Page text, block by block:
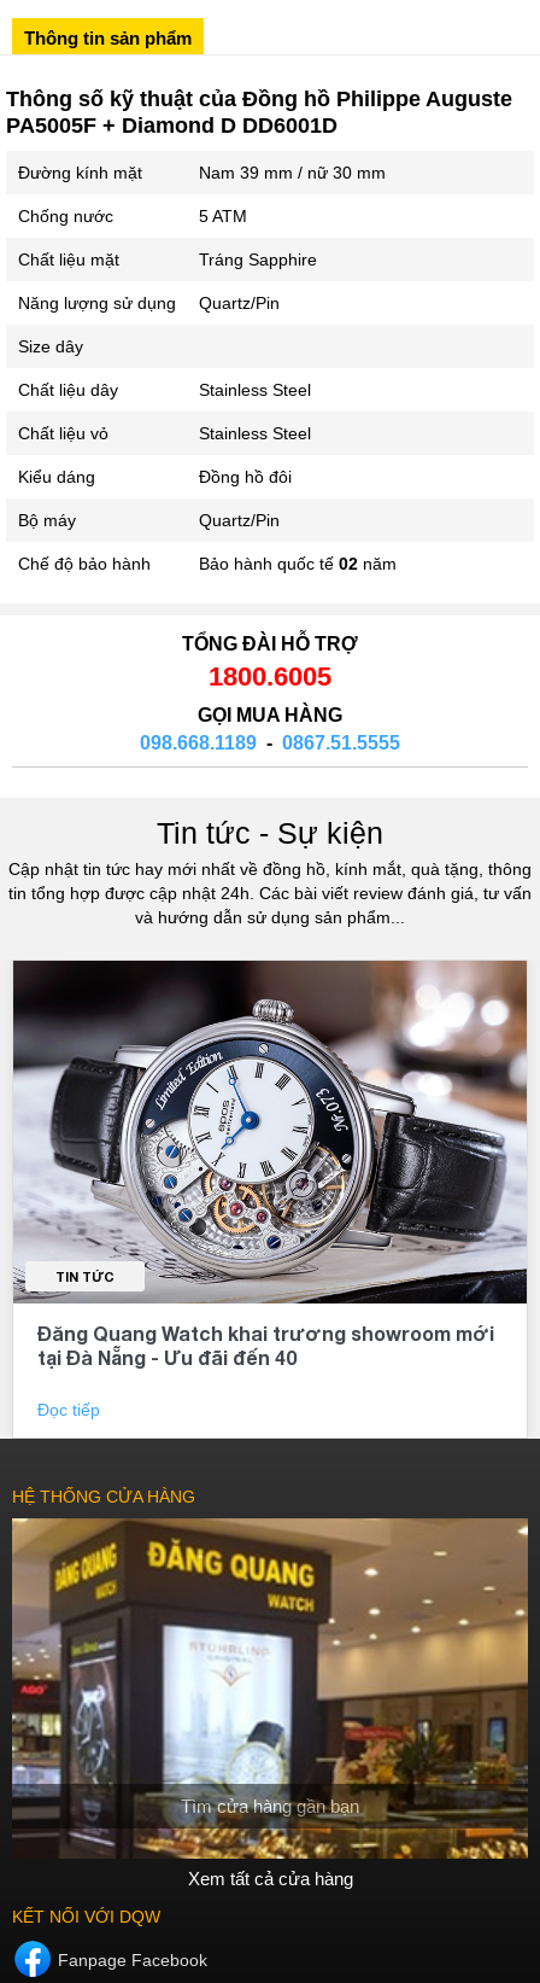
Số 28 Chùa Thông - Sơn Tây - Hà Nội
Số 53 Trần Đăng Ninh - Cầu Giấy - Hà Nội
Showroom 86: BH9A-SP.9A-63 Vinhomes Ocean Park 1, Dương
Thông tin sản phẩm
Thông số kỹ thuật của Đồng hồ Philippe Auguste
PA5005F + Diamond D DD6001D
Đường kính mặt Nam 39 mm / nữ 30 mm
Chống nước 5 ATM
Chất liệu mặt Tráng Sapphire
Năng lượng sử dụng Quartz/Pin
Size dây
Chất liệu dây Stainless Steel
Chất liệu vỏ Stainless Steel
Kiểu dáng Đồng hồ đôi
Bộ máy Quartz/Pin
Chế độ bảo hành Bảo hành quốc tế 02 năm
TỔNG ĐÀI HỖ TRỢ
1800.6005
GỌI MUA HÀNG
098.668.1189 - 0867.51.5555
Tin tức - Sự kiện
Cập nhật tin tức hay mới nhất về đồng hồ, kính mắt, quà tặng, thông
tin tổng hợp được cập nhật 24h. Các bài viết review đánh giá, tư vấn
và hướng dẫn sử dụng sản phẩm...
TIN TỨC
Đăng Quang Watch khai trương showroom mới
tại Đà Nẵng - Ưu đãi đến 40
Đọc tiếp
HỆ THỐNG CỬA HÀNG
Tìm cửa hàng gần bạn
Xem tất cả cửa hàng
KẾT NỐI VỚI DQW
Fanpage Facebook